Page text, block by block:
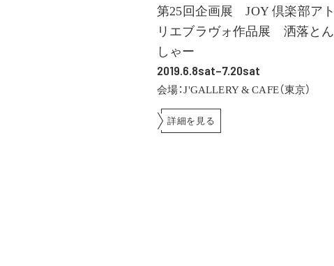
第25回企画展 JOY 倶楽部アト
リエブラヴォ作品展 洒落とん
しゃー
2019.6.8sat–7.20sat
会場：J'GALLERY & CAFE（東京）
詳細を見る